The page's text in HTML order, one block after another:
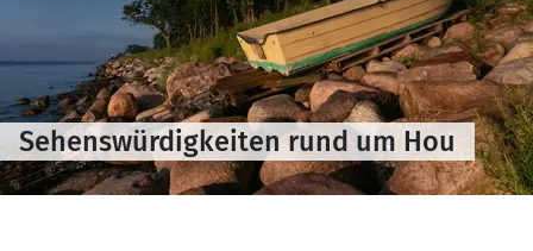
Sehenswürdigkeiten rund um Hou